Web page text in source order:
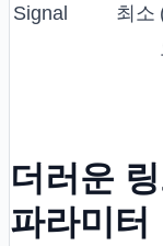
Signal 최소
더러운
파라미터